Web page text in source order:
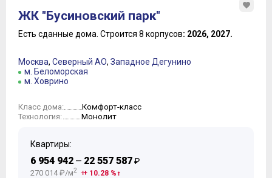
ЖК "Бусиновский парк"
Есть сданные дома. Строится 8 корпусов: 2026, 2027.
Москва, Северный АО, Западное Дегунино
м. Беломорская
м. Ховрино
Класс дома: Комфорт-класс
Технология: Монолит
Квартиры:
6 954 942 — 22 557 587₽
270 014 ₽/м2 + 10.28 %